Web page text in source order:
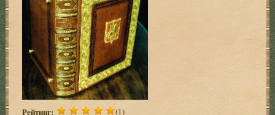
Рейтинг: (1)